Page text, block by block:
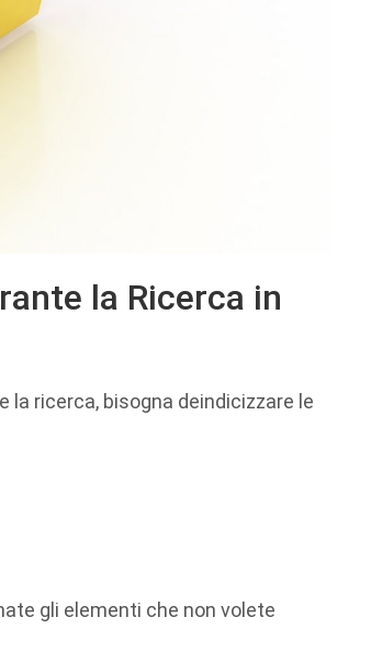
la Ricerca in
la ricerca, bisogna deindicizzare le
gli elementi che non volete